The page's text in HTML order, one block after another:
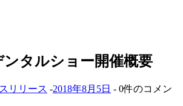
ンタルショー開催概要
リリース -2018年8月5日 - 0件のコメン